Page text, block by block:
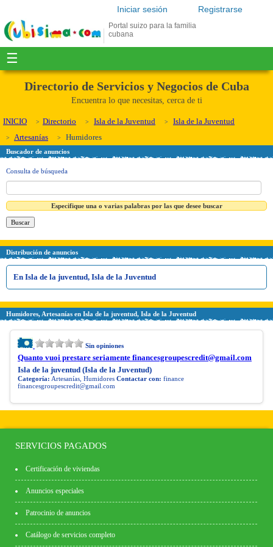
Registrarse
Iniciar sesión
Portal suizo para la familia
cubana
☰
Directorio de Servicios y Negocios de Cuba
Encuentra lo que necesitas, cerca de ti
INICIO Directorio Isla de la Juventud
Isla de la Juventud
Artesanías
Humidores
Buscador de anuncios
Consulta de búsqueda
Especifique una o varias palabras por las que desee buscar
Distribución de anuncios
En Isla de la juventud, Isla de la Juventud
Humidores, Artesanías en Isla de la juventud, Isla de la Juventud
Sin opiniones
Quanto vuoi prestare seriamente financesgroupescredit@gmail.com
Isla de la juventud (Isla de la Juventud)
Categoría: Artesanías, Humidores Contactar con: finance
financesgroupescredit@gmail.com
SERVICIOS PAGADOS
Certificación de viviendas
Anuncios especiales
Patrocinio de anuncios
Catálogo de servicios completo